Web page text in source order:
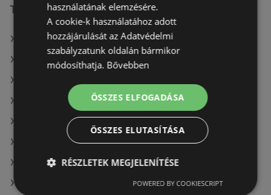
További linkek
A(z) Benu Gyógyszertárak ajánlatai
A(z) PatikaPlus ajánlatai
A(z) Douglas aktuális akciós újságjai
A(z) goods market aktuális akciós újságjai
A(z) Pingvin Patika aktuális akciós újságjai
A(z) dm aktuális akciós újságjai
A(z) Vianni aktuális akciós újságjai
használatának elemzésére.
A cookie-k használatához adott
hozzájárulását az Adatvédelmi
szabályzatunk oldalán bármikor
módosíthatja. Bővebben
ÖSSZES ELFOGADÁSA
ÖSSZES ELUTASÍTÁSA
RÉSZLETEK MEGJELENÍTÉSE
POWERED BY COOKIESCRIPT